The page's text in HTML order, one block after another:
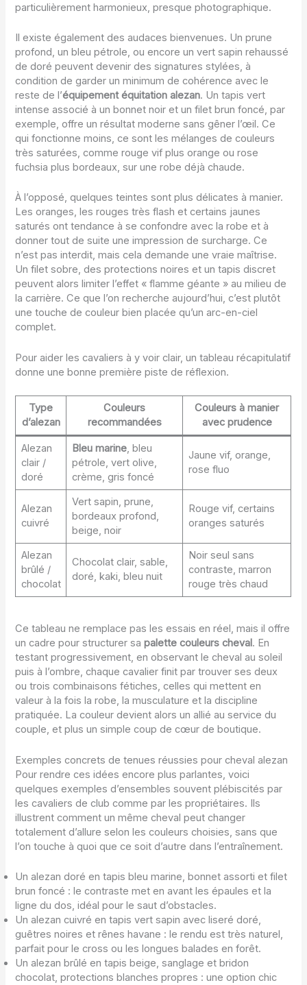
particulièrement harmonieux, presque photographique.
Il existe également des audaces bienvenues. Un prune
profond, un bleu pétrole, ou encore un vert sapin rehaussé
de doré peuvent devenir des signatures stylées, à
condition de garder un minimum de cohérence avec le
reste de l’équipement équitation alezan. Un tapis vert
intense associé à un bonnet noir et un filet brun foncé, par
exemple, offre un résultat moderne sans gêner l’œil. Ce
qui fonctionne moins, ce sont les mélanges de couleurs
très saturées, comme rouge vif plus orange ou rose
fuchsia plus bordeaux, sur une robe déjà chaude.
À l’opposé, quelques teintes sont plus délicates à manier.
Les oranges, les rouges très flash et certains jaunes
saturés ont tendance à se confondre avec la robe et à
donner tout de suite une impression de surcharge. Ce
n’est pas interdit, mais cela demande une vraie maîtrise.
Un filet sobre, des protections noires et un tapis discret
peuvent alors limiter l’effet « flamme géante » au milieu de
la carrière. Ce que l’on recherche aujourd’hui, c’est plutôt
une touche de couleur bien placée qu’un arc-en-ciel
complet.
Pour aider les cavaliers à y voir clair, un tableau récapitulatif
donne une bonne première piste de réflexion.
Type
d’alezan
Couleurs
recommandées
Couleurs à manier
avec prudence
Alezan
clair /
doré
Bleu marine, bleu
pétrole, vert olive,
crème, gris foncé
Jaune vif, orange,
rose fluo
Alezan
cuivré
Vert sapin, prune,
bordeaux profond,
beige, noir
Rouge vif, certains
oranges saturés
Alezan
brûlé /
chocolat
Chocolat clair, sable,
doré, kaki, bleu nuit
Noir seul sans
contraste, marron
rouge très chaud
Ce tableau ne remplace pas les essais en réel, mais il offre
un cadre pour structurer sapalette couleurs cheval . En
testant progressivement, en observant le cheval au soleil
puis à l’ombre, chaque cavalier finit par trouver ses deux
ou trois combinaisons fétiches, celles qui mettent en
valeur à la fois la robe, la musculature et la discipline
pratiquée. La couleur devient alors un allié au service du
couple, et plus un simple coup de cœur de boutique.
Exemples concrets de tenues réussies pour cheval alezan
Pour rendre ces idées encore plus parlantes, voici
quelques exemples d’ensembles souvent plébiscités par
les cavaliers de club comme par les propriétaires. Ils
illustrent comment un même cheval peut changer
totalement d’allure selon les couleurs choisies, sans que
l’on touche à quoi que ce soit d’autre dans l’entraînement.
Un alezan doré en tapis bleu marine, bonnet assorti et filet
brun foncé : le contraste met en avant les épaules et la
ligne du dos, idéal pour le saut d’obstacles.
Un alezan cuivré en tapis vert sapin avec liseré doré,
guêtres noires et rênes havane : le rendu est très naturel,
parfait pour le cross ou les longues balades en forêt.
Un alezan brûlé en tapis beige, sanglage et bridon
chocolat, protections blanches propres : une option chic